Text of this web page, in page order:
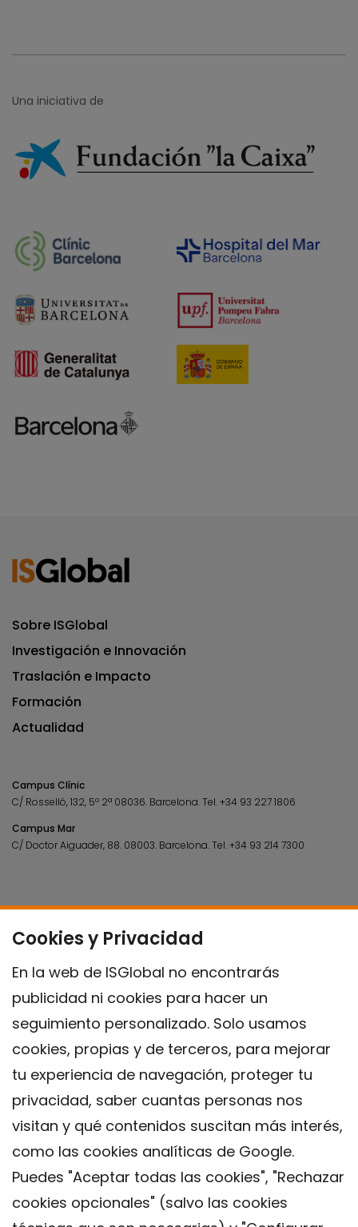
Cookies y Privacidad
En la web de ISGlobal no encontrarás
publicidad ni cookies para hacer un
seguimiento personalizado. Solo usamos
cookies, propias y de terceros, para mejorar
tu experiencia de navegación, proteger tu
privacidad, saber cuantas personas nos
visitan y qué contenidos suscitan más interés,
como las cookies analíticas de Google.
Puedes "Aceptar todas las cookies", "Rechazar
cookies opcionales" (salvo las cookies
Una iniciativa de
Sobre ISGlobal
Investigación e Innovación
Traslación e Impacto
Formación
Actualidad
Campus Clínic
C/ Rosselló, 132, 5º 2ª 08036. Barcelona.Tel.+34 93 227 1806
Campus Mar
C/ Doctor Aiguader, 88. 08003. Barcelona.Tel.+34 93 214 7300